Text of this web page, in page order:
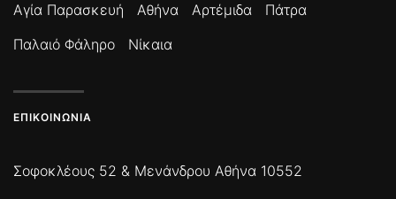
Αγία Παρασκευή
Αθήνα Αρτέμιδα
Πάτρα
Παλαιό Φάληρο
Νίκαια
ΕΠΙΚΟΙΝΩΝΊΑ
Σοφοκλέους 52 & Μενάνδρου Αθήνα 10552